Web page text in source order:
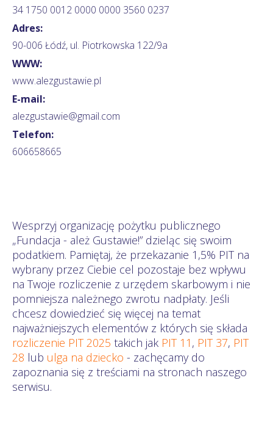
34 1750 0012 0000 0000 3560 0237
Adres:
90-006 Łódź, ul. Piotrkowska 122/9a
WWW:
www.alezgustawie.pl
E-mail:
alezgustawie@gmail.com
Telefon:
606658665
Wesprzyj organizację pożytku publicznego
„Fundacja - ależ Gustawie!” dzieląc się swoim
podatkiem. Pamiętaj, że przekazanie 1,5% PIT na
wybrany przez Ciebie cel pozostaje bez wpływu
na Twoje rozliczenie z urzędem skarbowym i nie
pomniejsza należnego zwrotu nadpłaty. Jeśli
chcesz dowiedzieć się więcej na temat
najważniejszych elementów z których się składa
rozliczenie PIT 2025 takich jak PIT 11 , PIT 37, PIT
28 lub ulga na dziecko - zachęcamy do
zapoznania się z treściami na stronach naszego
serwisu.